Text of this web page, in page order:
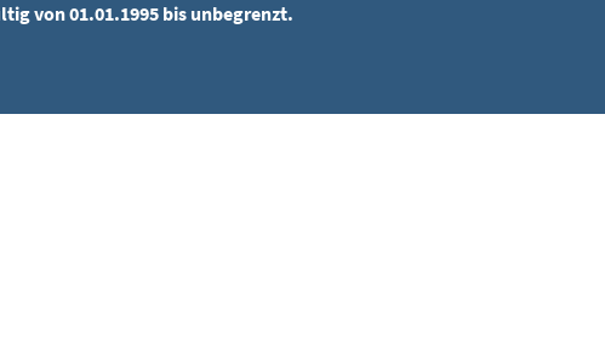
von 01.01.1995 bis unbegrenzt.